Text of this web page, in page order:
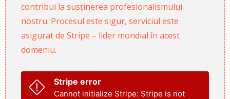
contribui la susținerea profesionalismului
nostru. Procesul este sigur, serviciul este
asigurat de Stripe – lider mondial în acest
domeniu.
Stripe error
Cannot initialize Stripe: Stripe is not